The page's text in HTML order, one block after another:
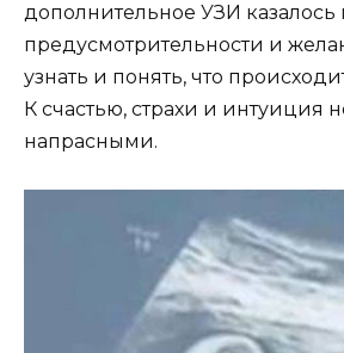
дополнительное УЗИ казалось
предусмотрительности и
узнать и понять, что
К счастью, страхи и интуиция
напрасными.